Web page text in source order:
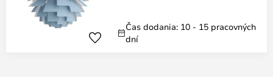
Čas dodania: 10 - 15 pracovných
dní